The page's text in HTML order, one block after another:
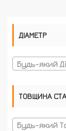
ДІАМЕТР
Будь-який
ТОВЩИНА
Будь-який